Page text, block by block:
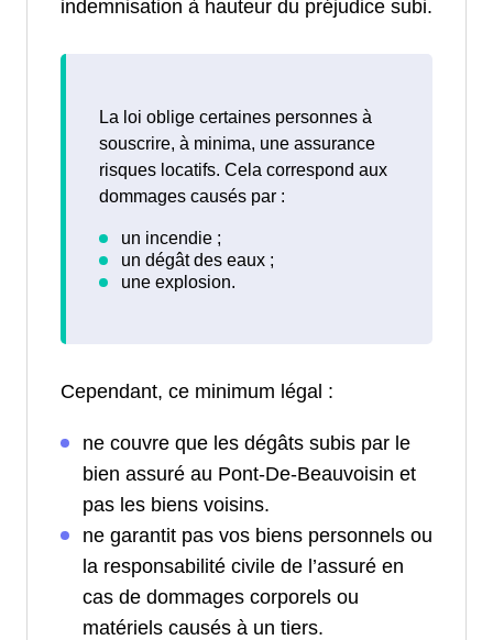
indemnisation à hauteur du préjudice subi.
La loi oblige certaines personnes à
souscrire, à minima, une assurance
risques locatifs. Cela correspond aux
dommages causés par :
Cependant, ce minimum légal :
ne couvre que les dégâts subis par le
bien assuré au Pont-De-Beauvoisin et
pas les biens voisins.
ne garantit pas vos biens personnels ou
la responsabilité civile de l’assuré en
cas de dommages corporels ou
matériels causés à un tiers.